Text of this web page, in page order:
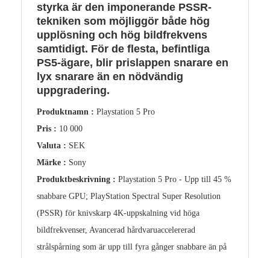
styrka är den imponerande PSSR-
tekniken som möjliggör både hög
upplösning och hög bildfrekvens
samtidigt. För de flesta, befintliga
PS5-ägare, blir prislappen snarare en
lyx snarare än en nödvändig
uppgradering.
Produktnamn : Playstation 5 Pro
Pris : 10 000
Valuta : SEK
Märke : Sony
Produktbeskrivning : Playstation 5 Pro - Upp till 45 %
snabbare GPU; PlayStation Spectral Super Resolution
(PSSR) för knivskarp 4K-uppskalning vid höga
bildfrekvenser, Avancerad hårdvaruaccelererad
strålspårning som är upp till fyra gånger snabbare än på